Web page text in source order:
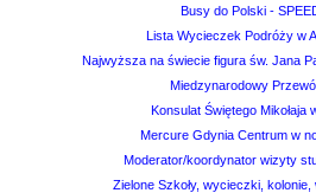
Busy do Polski -
Lista Wycieczek Podróży w
Najwyższa na świecie figura św. Jana
Miedzynarodowy
Konsulat Świętego Mikołaja
Mercure Gdynia Centrum w
Moderator/koordynator wizyty
Zielone Szkoły, wycieczki,